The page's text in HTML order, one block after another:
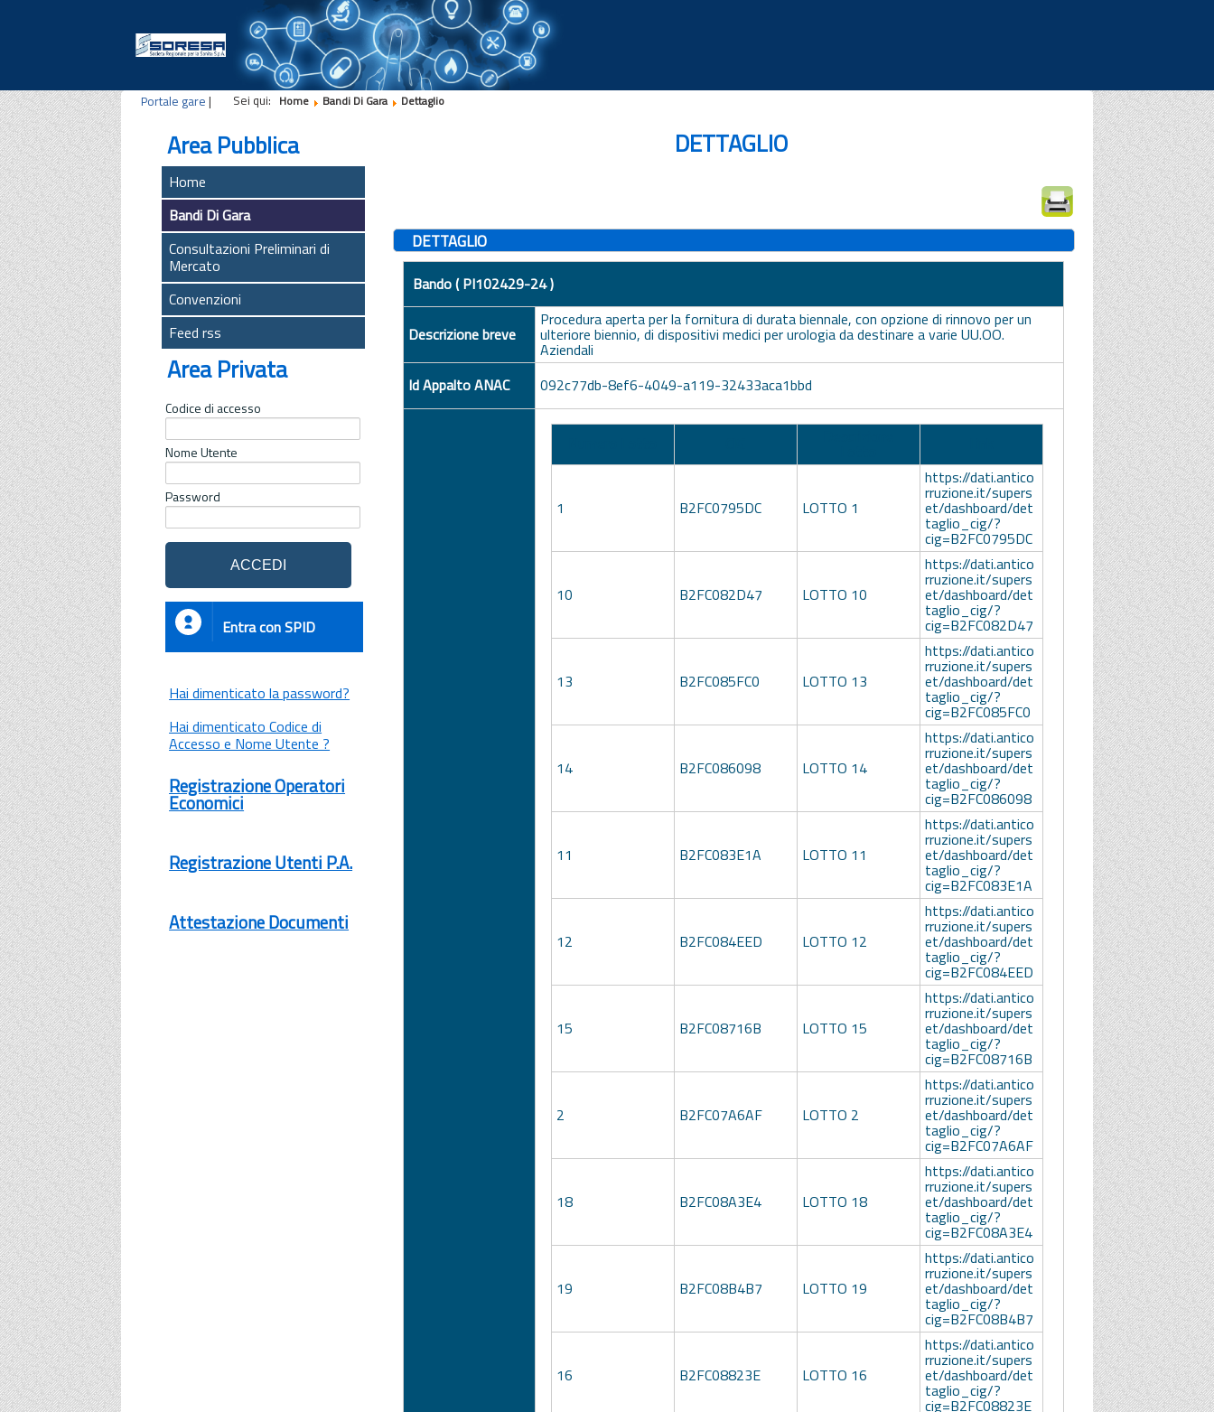
Portale gare | Sei qui: Home Bandi Di Gara Dettaglio
Area Pubblica
Home
Bandi Di Gara
Consultazioni Preliminari di
Mercato
Convenzioni
Feed rss
Area Privata
Codice di accesso
Nome Utente
Password
Entra con SPID
Hai dimenticato la password?
Hai dimenticato Codice di
Accesso e Nome Utente ?
Registrazione Operatori
Economici
Registrazione Utenti P.A.
Attestazione Documenti
DETTAGLIO
DETTAGLIO
Bando ( PI102429-24 )
Descrizione breve
Procedura aperta per la fornitura di durata biennale, con opzione di rinnovo per un
ulteriore biennio, di dispositivi medici per urologia da destinare a varie UU.OO.
Aziendali
Id Appalto ANAC
092c77db-8ef6-4049-a119-32433aca1bbd
1 B2FC0795DC LOTTO 1
https://dati.antico
rruzione.it/supers
et/dashboard/det
taglio_cig/?
cig=B2FC0795DC
10 B2FC082D47 LOTTO 10
https://dati.antico
rruzione.it/supers
et/dashboard/det
taglio_cig/?
cig=B2FC082D47
13 B2FC085FC0 LOTTO 13
https://dati.antico
rruzione.it/supers
et/dashboard/det
taglio_cig/?
cig=B2FC085FC0
14 B2FC086098 LOTTO 14
https://dati.antico
rruzione.it/supers
et/dashboard/det
taglio_cig/?
cig=B2FC086098
11 B2FC083E1A LOTTO 11
https://dati.antico
rruzione.it/supers
et/dashboard/det
taglio_cig/?
cig=B2FC083E1A
12 B2FC084EED LOTTO 12
https://dati.antico
rruzione.it/supers
et/dashboard/det
taglio_cig/?
cig=B2FC084EED
15 B2FC08716B LOTTO 15
https://dati.antico
rruzione.it/supers
et/dashboard/det
taglio_cig/?
cig=B2FC08716B
2 B2FC07A6AF LOTTO 2
https://dati.antico
rruzione.it/supers
et/dashboard/det
taglio_cig/?
cig=B2FC07A6AF
18 B2FC08A3E4 LOTTO 18
https://dati.antico
rruzione.it/supers
et/dashboard/det
taglio_cig/?
cig=B2FC08A3E4
19 B2FC08B4B7 LOTTO 19
https://dati.antico
rruzione.it/supers
et/dashboard/det
taglio_cig/?
cig=B2FC08B4B7
16 B2FC08823E LOTTO 16
https://dati.antico
rruzione.it/supers
et/dashboard/det
taglio_cig/?
cig=B2FC08823E